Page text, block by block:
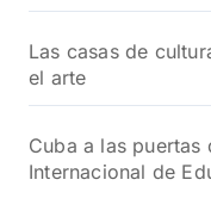
Las casas de
el arte
Cuba a las puertas
Internacional de